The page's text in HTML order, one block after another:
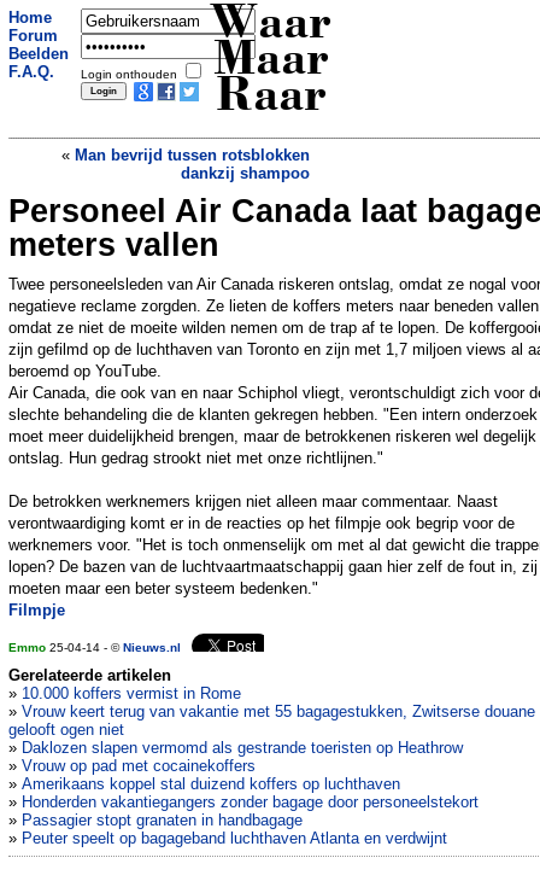
Home
Forum
Beelden
F.A.Q.
Login onthouden
Waar
Maar
Raar
« Man bevrijd tussen rotsblokken
dankzij shampoo
Vrouw geeft dorp erfenis van 600.000
Euro»
Personeel Air Canada laat
meters vallen
Twee personeelsleden van Air Canada riskeren ontslag, omdat ze nogal voor
negatieve reclame zorgden. Ze lieten de koffers meters naar beneden
omdat ze niet de moeite wilden nemen om de trap af te lopen. De
zijn gefilmd op de luchthaven van Toronto en zijn met 1,7 miljoen views al
beroemd op YouTube.
Air Canada, die ook van en naar Schiphol vliegt, verontschuldigt zich voor
slechte behandeling die de klanten gekregen hebben. "Een intern onderzoek
moet meer duidelijkheid brengen, maar de betrokkenen riskeren wel degelijk
ontslag. Hun gedrag strookt niet met onze richtlijnen."
De betrokken werknemers krijgen niet alleen maar commentaar. Naast
verontwaardiging komt er in de reacties op het filmpje ook begrip voor de
werknemers voor. "Het is toch onmenselijk om met al dat gewicht die
lopen? De bazen van de luchtvaartmaatschappij gaan hier zelf de fout in, zij
moeten maar een beter systeem bedenken."
Filmpje
Emmo 25-04-14 - ©Nieuws.nl
Gerelateerde artikelen
» 10.000 koffers vermist in Rome
» Vrouw keert terug van vakantie met 55 bagagestukken, Zwitserse douane
gelooft ogen niet
» Daklozen slapen vermomd als gestrande toeristen op Heathrow
» Vrouw op pad met cocainekoffers
» Amerikaans koppel stal duizend koffers op luchthaven
» Honderden vakantiegangers zonder bagage door personeelstekort
» Passagier stopt granaten in handbagage
» Peuter speelt op bagageband luchthaven Atlanta en verdwijnt